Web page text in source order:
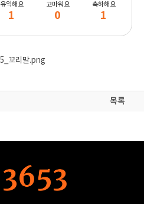
유익해요
1
고마워요
0
축하해요
1
목록